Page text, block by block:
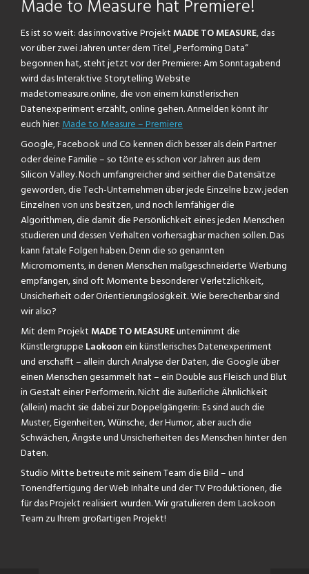
Made to Measure hat Premiere!
Es ist so weit: das innovative Projekt MADE TO MEASURE, das
vor über zwei Jahren unter dem Titel „Performing Data“
begonnen hat, steht jetzt vor der Premiere: Am Sonntagabend
wird das Interaktive Storytelling Website
madetomeasure.online, die von einem künstlerischen
Datenexperiment erzählt, online gehen. Anmelden könnt ihr
euch hier:Made to Measure – Premiere
Google, Facebook und Co kennen dich besser als dein Partner
oder deine Familie – so tönte es schon vor Jahren aus dem
Silicon Valley. Noch umfangreicher sind seither die Datensätze
geworden, die Tech-Unternehmen über jede Einzelne bzw. jeden
Einzelnen von uns besitzen, und noch lernfähiger die
Algorithmen, die damit die Persönlichkeit eines jeden Menschen
studieren und dessen Verhalten vorhersagbar machen sollen. Das
kann fatale Folgen haben. Denn die so genannten
Micromoments, in denen Menschen maßgeschneiderte Werbung
empfangen, sind oft Momente besonderer Verletzlichkeit,
Unsicherheit oder Orientierungslosigkeit. Wie berechenbar sind
wir also?
Mit dem Projekt MADE TO MEASUREunternimmt die
Künstlergruppe Laokoon ein künstlerisches Datenexperiment
und erschafft – allein durch Analyse der Daten, die Google über
einen Menschen gesammelt hat – ein Double aus Fleisch und Blut
in Gestalt einer Performerin. Nicht die äußerliche Ähnlichkeit
(allein) macht sie dabei zur Doppelgängerin: Es sind auch die
Muster, Eigenheiten, Wünsche, der Humor, aber auch die
Schwächen, Ängste und Unsicherheiten des Menschen hinter den
Daten.
Studio Mitte betreute mit seinem Team die Bild – und
Tonendfertigung der Web Inhalte und der TV Produktionen, die
für das Projekt realisiert wurden. Wir gratulieren dem Laokoon
Team zu Ihrem großartigen Projekt!